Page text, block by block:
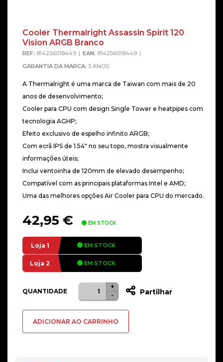
Cooler Thermalright Assassin Spirit 120
Vision ARGB Branco
REF: 814256018449 EAN: 814256018449
GARANTIA DA MARCA: 3 ANOS
A Thermalright é uma marca de Taiwan com mais de 20
anos de desenvolvimento;
Cooler para CPU com design Single Tower e heatpipes com
tecnologia AGHP;
Efeito exclusivo de espelho infinito ARGB;
Com ecrã IPS de 1.54″ no seu topo, mostra visualmente
informações úteis;
Inclui ventoinha de 120mm de elevado desempenho;
Compatível com as principais plataformas Intel e AMD;
Uma das melhores opções Air Cooler para CPU do mercado.
42,95 € EM STOCK
Loja 1 EM STOCK
Loja 2 EM STOCK
QUANTIDADE
Quantidade
de
Thermalright
-
+
Partilhar
ADICIONAR AO CARRINHO